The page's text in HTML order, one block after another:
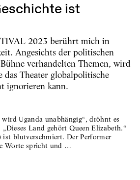
ist
2023 berührt mich in
Angesichts der politischen
verhandelten Themen, wird
das Theater globalpolitische
ignorieren kann.
Uganda unabhängig“, dröhnt es
Land gehört Queen Elizabeth.“
ist blutverschmiert. Der Performer
Worte spricht und …